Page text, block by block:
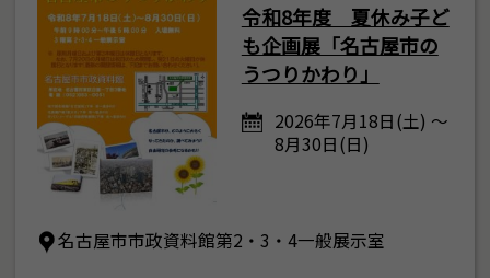
令和8年度 夏休み子ど
も企画展「名古屋市の
うつりかわり」
2026年7月18日(土) ～
8月30日(日)
名古屋市市政資料館第2・3・4一般展示室